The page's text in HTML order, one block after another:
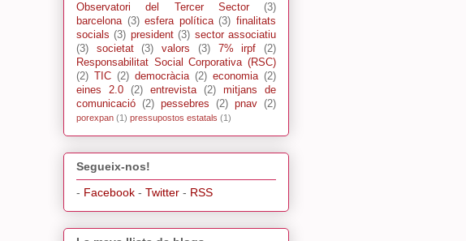
Observatori del Tercer Sector
(3)
barcelona (3) esfera política (3) finalitats
socials (3) president (3) sector associatiu
(3)
societat (3) valors (3) 7% irpf
(2)
Responsabilitat Social Corporativa (RSC)
(2) TIC (2) democràcia (2) economia (2)
eines 2.0
(2) entrevista (2)
mitjans de
comunicació (2) pessebres (2) pnav (2)
porexpan (1) pressupostos estatals (1)
Segueix-nos!
- Facebook - Twitter - RSS